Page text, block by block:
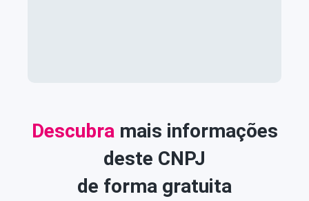
Descubra mais informações
deste CNPJ
de forma gratuita